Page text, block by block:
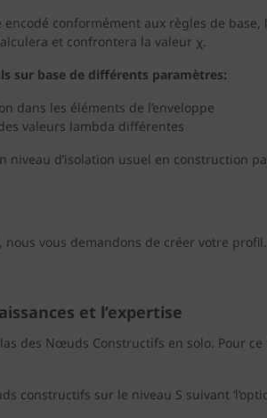
conformément aux règles de
et confrontera la valeur χ.
sur base de différents paramètres:
dans les éléments de l’enveloppe
valeurs lambda différentes
niveau d’isolation usuel en construction
vous demandons de créer votre
et l’expertise
des Nœuds Constructifs en solo. Pour
constructifs sur le niveau S suivant